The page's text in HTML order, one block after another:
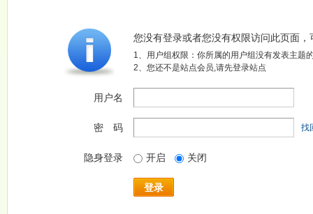
您没有登录或者您没有权限访问此页面
1、用户组权限：你所属的用户组没有发表主题
2、您还不是站点会员,请先登录站点
用户名
密 码 找
隐身登录 开启 关闭
登录